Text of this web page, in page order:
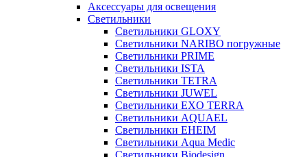
Аксессуары для освещения
Светильники
Светильники GLOXY
Светильники NARIBO погружные
Светильники PRIME
Светильники ISTA
Светильники TETRA
Светильники JUWEL
Светильники EXO TERRA
Светильники AQUAEL
Светильники EHEIM
Светильники Aqua Medic
Светильники Biodesign